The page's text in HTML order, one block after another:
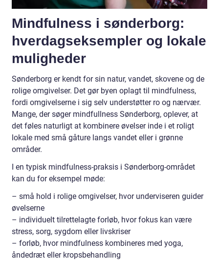
Mindfulness i sønderborg:
hverdagseksempler og lokale
muligheder
Sønderborg er kendt for sin natur, vandet, skovene og de
rolige omgivelser. Det gør byen oplagt til mindfulness,
fordi omgivelserne i sig selv understøtter ro og nærvær.
Mange, der søger mindfullness Sønderborg, oplever, at
det føles naturligt at kombinere øvelser inde i et roligt
lokale med små gåture langs vandet eller i grønne
områder.
I en typisk mindfulness-praksis i Sønderborg-området
kan du for eksempel møde:
– små hold i rolige omgivelser, hvor underviseren guider
øvelserne
– individuelt tilrettelagte forløb, hvor fokus kan være
stress, sorg, sygdom eller livskriser
– forløb, hvor mindfulness kombineres med yoga,
åndedræt eller kropsbehandling